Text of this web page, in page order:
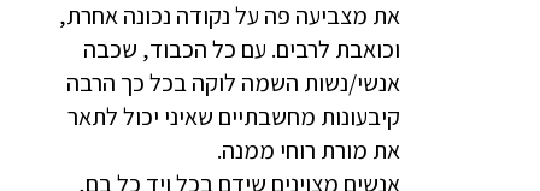
את מצביעה פה על נקודה נכונה אחרת,
וכואבת לרבים. עם כל הכבוד, שכבה
אנשי/נשות השמה לוקה בכל כך הרבה
קיבעונות מחשבתיים שאיני יכול לתאר
את מורת רוחי ממנה.
אנשים מצוינים שידם בכל ויד כל בם,